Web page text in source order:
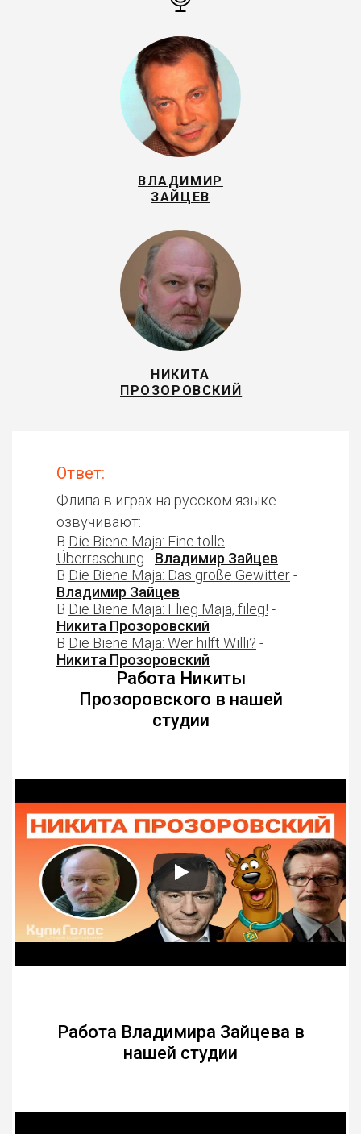
ВЛАДИМИР
ЗАЙЦЕВ
НИКИТА
ПРОЗОРОВСКИЙ
Ответ:
Флипа в играх на русском языке
озвучивают:
В Die Biene Maja: Eine tolle
Überraschung - Владимир Зайцев
В Die Biene Maja: Das große Gewitter-
Владимир Зайцев
В Die Biene Maja: Flieg Maja, fileg! -
Никита Прозоровский
В Die Biene Maja: Wer hilft Willi? -
Никита Прозоровский
Работа Никиты
Прозоровского в нашей
студии
Работа Владимира Зайцева в
нашей студии